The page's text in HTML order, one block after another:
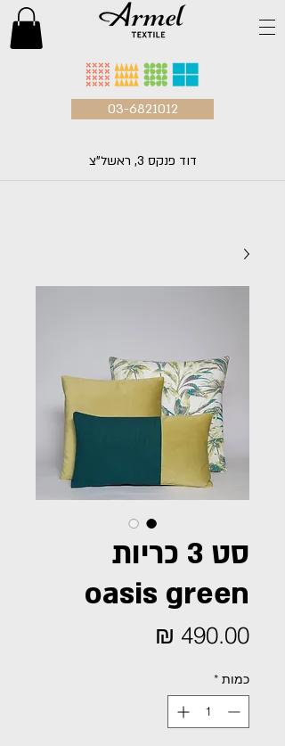
03-6821012
דוד פנקס 3, ראשל"צ
סט 3 כריות
oasis green
כמות *